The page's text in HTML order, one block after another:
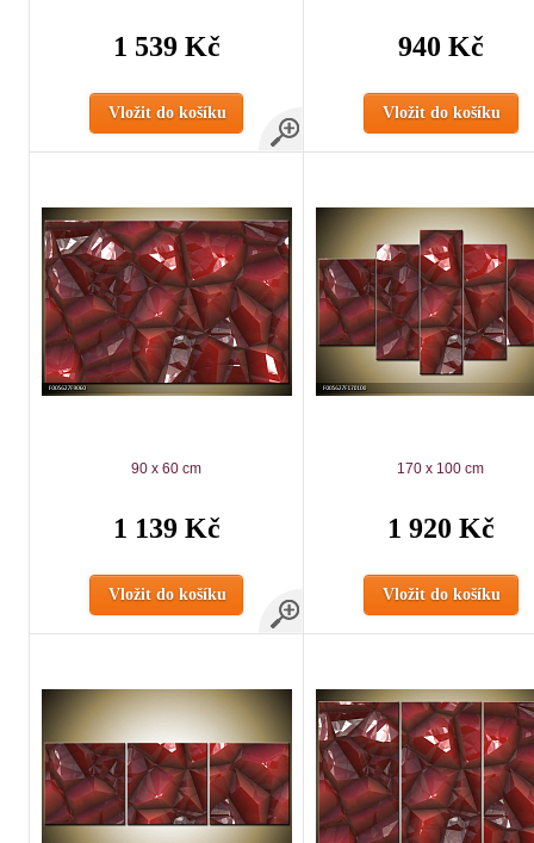
1 539 Kč
Vložit do košíku
940 Kč
Vložit do košíku
90 x 60 cm
1 139 Kč
Vložit do košíku
170 x 100 cm
1 920 Kč
Vložit do košíku